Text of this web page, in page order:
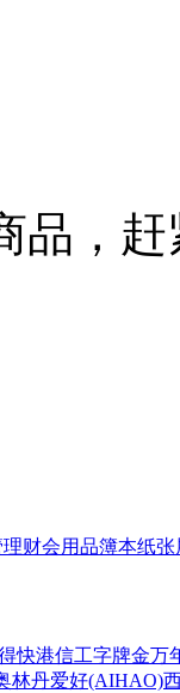
品，
财会用品簿本纸张
快港信工字牌金万
林丹爱好(AIHAO)